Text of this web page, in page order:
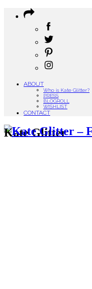
ABOUT
Who is Kate Glitter?
PRESS
BLOGROLL
WISHLIST
CONTACT
Kate Glitter